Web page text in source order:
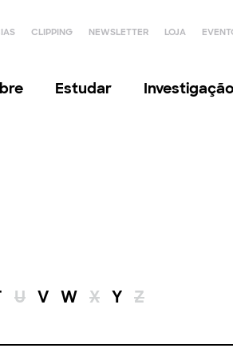
CLIPPING NEWSLETTER LOJA
Estudar Investigação
U V W X Y Z